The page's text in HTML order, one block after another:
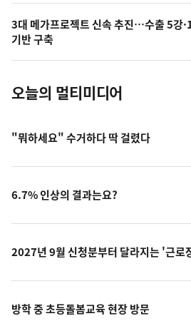
사
진
3대 메가프로젝트 신속 추진…수출 5강
기반 구축
오늘의 멀티미디어
"뭐하세요" 수거하다 딱 걸렸다
6.7% 인상의 결과는요?
2027년 9월 신청분부터 달라지는 '근로
방학 중 초등돌봄교육 현장 방문